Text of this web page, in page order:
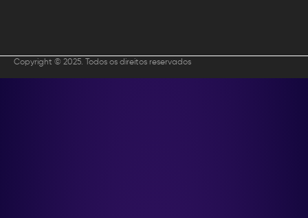
Copyright © 2025. Todos os direitos reservados